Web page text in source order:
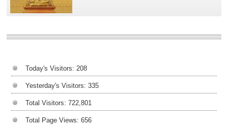
Today's Visitors: 208
Yesterday's Visitors: 335
Total Visitors: 722,801
Total Page Views: 656